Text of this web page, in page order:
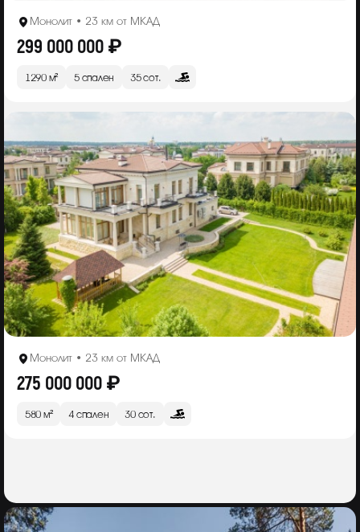
Монолит • 23 км от МКАД
299 000 000 ₽
1290 м² 5 спален 35 сот.
Монолит • 23 км от МКАД
275 000 000 ₽
580 м² 4 спален 30 сот.